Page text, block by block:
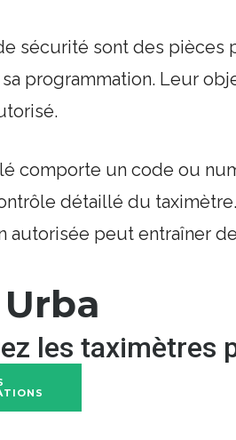
sécurité sont des pièces
programmation. Leur
comporte un code ou
détaillé du
autorisée peut entraîner
les taximètres